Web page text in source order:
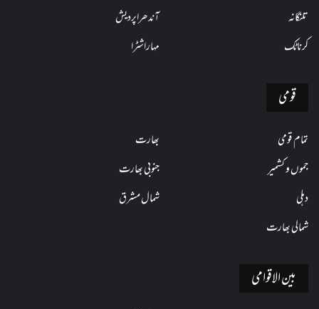
تلنگانہ
آندھراپردیش
کرناٹک
مہاراشٹرا
قومی
تمام قومی
بھارت
جموں و کشمیر
جنوبی بھارت
دہلی
شمال مشرق
شمالی بھارت
بین الاقوامی